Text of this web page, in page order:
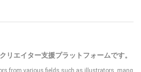
リエイター支援プラットフォームです。